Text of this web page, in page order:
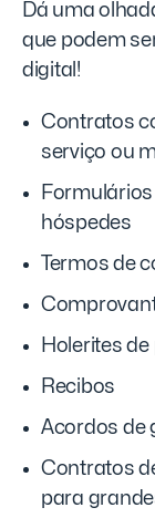
Dá uma
que podem
digital!
Contratos
serviço ou
hóspedes
Termos de
Holerites
Recibos
Acordos de
Contratos
para